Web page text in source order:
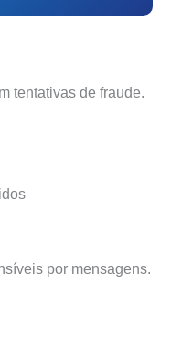
tentativas de fraude.
por mensagens.